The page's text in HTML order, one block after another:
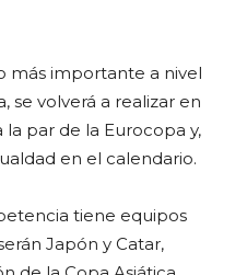
más importante a nivel
se volverá a realizar en
par de la Eurocopa y,
en el calendario.
tiene equipos
Japón y Catar,